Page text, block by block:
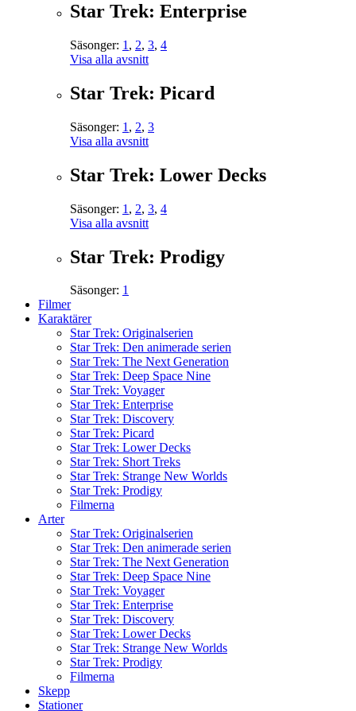
Star Trek: Enterprise
Säsonger: 1 , 2, 3, 4
Visa alla avsnitt
Star Trek: Picard
Säsonger: 1 , 2, 3
Visa alla avsnitt
Star Trek: Lower Decks
Säsonger: 1 , 2, 3, 4
Visa alla avsnitt
Star Trek: Prodigy
Säsonger: 1
Filmer
Karaktärer
Star Trek: Originalserien
Star Trek: Den animerade serien
Star Trek: The Next Generation
Star Trek: Deep Space Nine
Star Trek: Voyager
Star Trek: Enterprise
Star Trek: Discovery
Star Trek: Picard
Star Trek: Lower Decks
Star Trek: Short Treks
Star Trek: Strange New Worlds
Star Trek: Prodigy
Filmerna
Arter
Star Trek: Originalserien
Star Trek: Den animerade serien
Star Trek: The Next Generation
Star Trek: Deep Space Nine
Star Trek: Voyager
Star Trek: Enterprise
Star Trek: Discovery
Star Trek: Lower Decks
Star Trek: Strange New Worlds
Star Trek: Prodigy
Filmerna
Skepp
Stationer